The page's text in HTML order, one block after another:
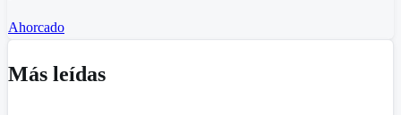
Ahorcado
Más leídas